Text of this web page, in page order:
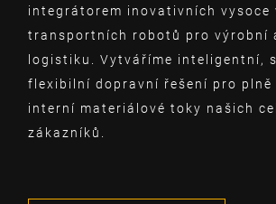
integrátorem inovativních vysoce
transportních robotů pro výrobní
logistiku. Vytváříme inteligentní,
flexibilní dopravní řešení pro plně
interní materiálové toky našich
zákazníků.